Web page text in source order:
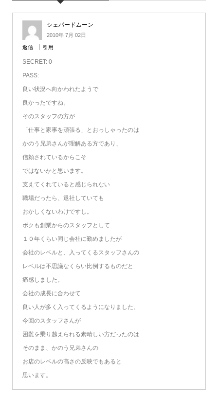
シェパードムーン
2010年 7月 02日
返信 引用
SECRET: 0
PASS:
良い状況へ向かわれたようで
良かったですね。
そのスタッフの方が
「仕事と家事を頑張る」とおっしゃったのは
かのう兄弟さんが理解ある方であり、
信頼されているからこそ
ではないかと思います。
支えてくれていると感じられない
職場だったら、退社していても
おかしくないわけですし。
ボクも創業からのスタッフとして
１０年くらい同じ会社に勤めましたが
会社のレベルと、入ってくるスタッフさんの
レベルは不思議なくらい比例するものだと
痛感しました。
会社の成長に合わせて
良い人が多く入ってくるようになりました。
今回のスタッフさんが
困難を乗り越えられる素晴しい方だったのは
そのまま、かのう兄弟さんの
お店のレベルの高さの反映でもあると
思います。